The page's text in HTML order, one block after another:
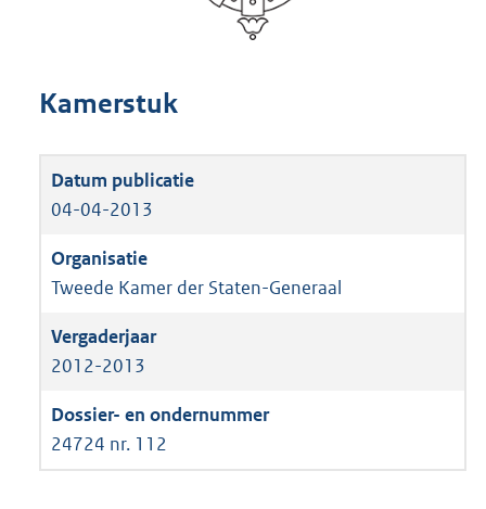
Kamerstuk
04-04-2013
Tweede Kamer der Staten-Generaal
2012-2013
24724 nr. 112